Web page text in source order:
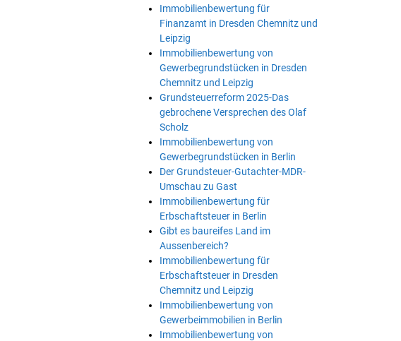
Immobilienbewertung für
Finanzamt in Dresden Chemnitz und
Leipzig
Immobilienbewertung von
Gewerbegrundstücken in Dresden
Chemnitz und Leipzig
Grundsteuerreform 2025-Das
gebrochene Versprechen des Olaf
Scholz
Immobilienbewertung von
Gewerbegrundstücken in Berlin
Der Grundsteuer-Gutachter-MDR-
Umschau zu Gast
Immobilienbewertung für
Erbschaftsteuer in Berlin
Gibt es baureifes Land im
Aussenbereich?
Immobilienbewertung für
Erbschaftsteuer in Dresden
Chemnitz und Leipzig
Immobilienbewertung von
Gewerbeimmobilien in Berlin
Immobilienbewertung von